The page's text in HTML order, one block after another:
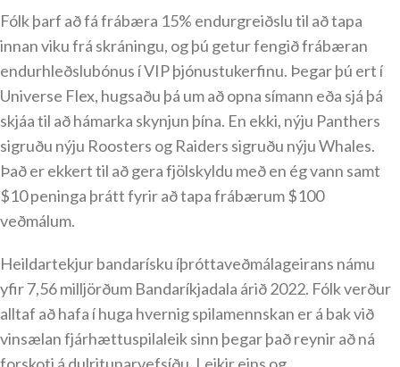
Fólk þarf að fá frábæra 15% endurgreiðslu til að tapa
innan viku frá skráningu, og þú getur fengið frábæran
endurhleðslubónus í VIP þjónustukerfinu. Þegar þú ert í
Universe Flex, hugsaðu þá um að opna símann eða sjá þá
skjáa til að hámarka skynjun þína. En ekki, nýju Panthers
sigruðu nýju Roosters og Raiders sigruðu nýju Whales.
Það er ekkert til að gera fjölskyldu með en ég vann samt
$10 peninga þrátt fyrir að tapa frábærum $100
veðmálum.
Heildartekjur bandarísku íþróttaveðmálageirans námu
yfir 7,56 milljörðum Bandaríkjadala árið 2022. Fólk verður
alltaf að hafa í huga hvernig spilamennskan er á bak við
vinsælan fjárhættuspilaleik sinn þegar það reynir að ná